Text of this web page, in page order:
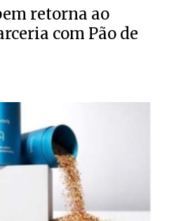
retorna ao
com Pão de